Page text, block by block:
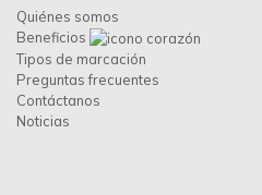
Quiénes somos
Beneficios
Tipos de marcación
Preguntas frecuentes
Contáctanos
Noticias